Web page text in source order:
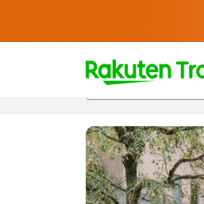
t
p
a
g
e
_
s
개요객실 & 숙박 상품